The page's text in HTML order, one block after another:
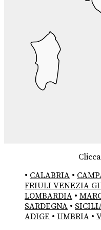
• CALABRIA •
FRIULI VENEZIA
LOMBARDIA •
SARDEGNA •
ADIGE • UMBRIA •